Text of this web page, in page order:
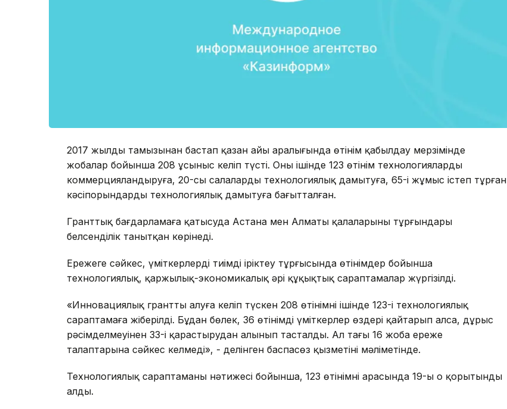
2017 жылдың тамызынан бастап қазан айы аралығында өтінім қабылдау мерзімінде
жобалар бойынша 208 ұсыныс келіп түсті. Оның ішінде 123 өтінім технологияларды
коммерцияландыруға, 20-сы салаларды технологиялық дамытуға, 65-і жұмыс істеп тұрған
кәсіпорындарды технологиялық дамытуға бағытталған.
Гранттық бағдарламаға қатысуда Астана мен Алматы қалаларының тұрғындары
белсенділік танытқан көрінеді.
Ережеге сәйкес, үміткерлерді тиімді іріктеу тұрғысында өтінімдер бойынша
технологиялық, қаржылық-экономикалық әрі құқықтық сараптамалар жүргізілді.
«Инновациялық грантты алуға келіп түскен 208 өтінімнің ішінде 123-і технологиялық
сараптамаға жіберілді. Бұдан бөлек, 36 өтінімді үміткерлер өздері қайтарып алса, дұрыс
рәсімделмеуінен 33-і қарастырудан алынып тасталды. Ал тағы 16 жоба ереже
талаптарына сәйкес келмеді», - делінген баспасөз қызметінің мәліметінде.
Технологиялық сараптаманың нәтижесі бойынша, 123 өтінімнің арасында 19-ы оң қорытынды
алды.